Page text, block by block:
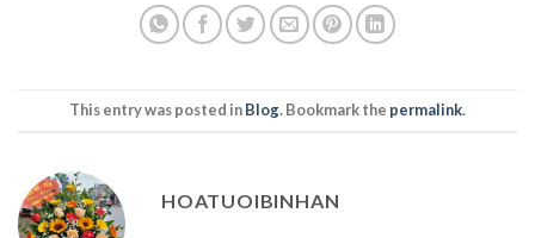
This entry was posted inBlog. Bookmark the permalink.
HOATUOIBINHAN